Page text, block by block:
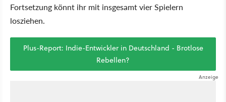
Fortsetzung könnt ihr mit insgesamt vier Spielern
losziehen.
Plus-Report: Indie-Entwickler in Deutschland - Brotlose
Rebellen?